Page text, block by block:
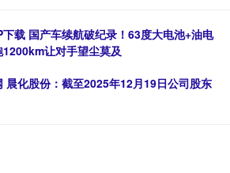
载 国产车续航破纪录！63度大电池+油电
让对手望尘莫及
晨化股份：截至2025年12月19日公司股东